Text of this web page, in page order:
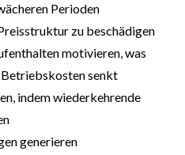
Perioden
zu beschädigen
motivieren, was
senkt
indem wiederkehrende
generieren